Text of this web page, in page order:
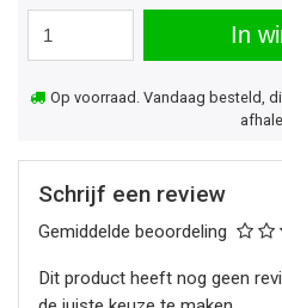
In
Op voorraad. Vandaag besteld,
Schrijf een review
Gemiddelde beoordeling
Dit product heeft nog geen